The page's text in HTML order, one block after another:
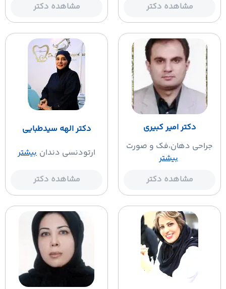
مشاهده دکتر
مشاهده دکتر
دکتر امیر کبیری
جراحی دهان،فک و صورت
بیشتر
مشاهده دکتر
دکتر الهه سیدطبایی
ارتودنسی دندان بیشتر
مشاهده دکتر